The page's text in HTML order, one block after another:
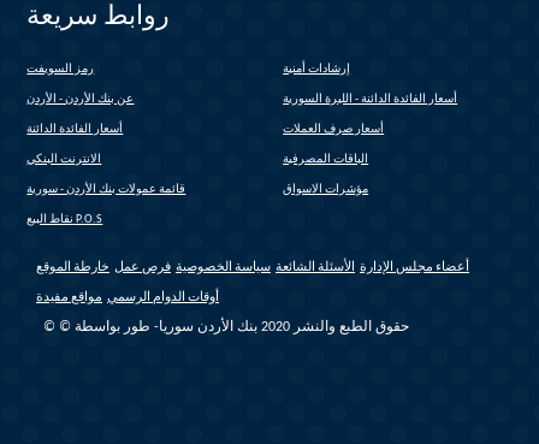
روابط سريعة
رمز السويفت إرشادات أمنية
عن بنك الأردن - الأردن أسعار الفائدة الدائنة - الليرة السورية
أسعار الفائدة الدائنة أسعار صرف العملات
الانترنت البنكي الباقات المصرفية
قائمة عمولات بنك الأردن - سورية مؤشرات الاسواق
نقاط البيع P.O.S
خارطة الموقع فرص عمل سياسة الخصوصية الأسئلة الشائعة أعضاء مجلس الإدارة
مواقع مفيدة أوقات الدوام الرسمي
© © حقوق الطبع والنشر 2020 بنك الأردن سوريا- طور بواسطة